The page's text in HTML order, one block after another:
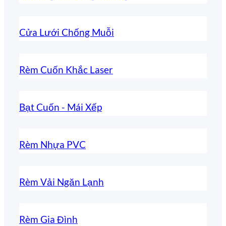
Cửa Lưới Chống Muỗi
Rèm Cuốn Khắc Laser
Bạt Cuốn - Mái Xếp
Rèm Nhựa PVC
Rèm Vải Ngăn Lạnh
Rèm Gia Đình